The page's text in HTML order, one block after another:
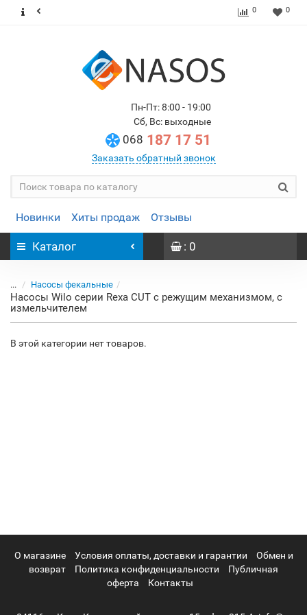
0 0
Пн-Пт: 8:00 - 19:00
Сб, Вс: выходные
068 187 17 51
Заказать обратный звонок
Новинки Хиты продаж Отзывы
Каталог : 0
... Насосы фекальные
Насосы Wilo серии Rexa CUT с режущим механизмом, с
измельчителем
В этой категории нет товаров.
О магазине Условия оплаты, доставки и гарантии
Обмен и
возврат
Политика конфиденциальности
Публичная
оферта
Контакты